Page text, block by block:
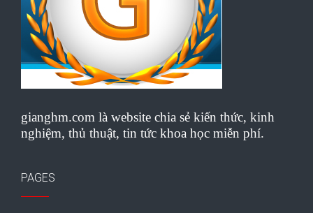
gianghm.com là website chia sẻ kiến thức, kinh
nghiệm, thủ thuật, tin tức khoa học miễn phí.
PAGES